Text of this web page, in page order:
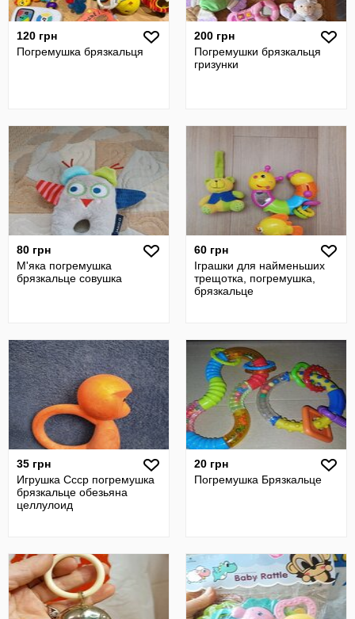
120 грн
Погремушка брязкальця
200 грн
Погремушки брязкальця
гризунки
80 грн
М'яка погремушка
брязкальце совушка
60 грн
Іграшки для найменьших
трещотка, погремушка,
брязкальце
35 грн
Игрушка Ссср погремушка
брязкальце обезьяна
целлулоид
20 грн
Погремушка Брязкальце